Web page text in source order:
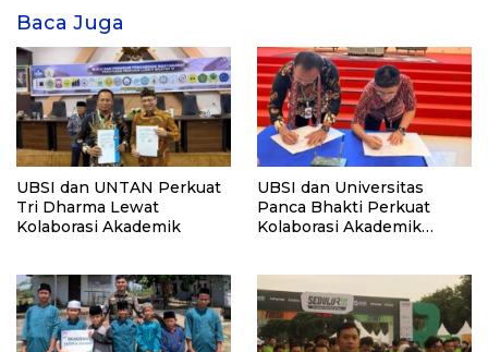
Baca Juga
UBSI dan UNTAN Perkuat
Tri Dharma Lewat
Kolaborasi Akademik
UBSI dan Universitas
Panca Bhakti Perkuat
Kolaborasi Akademik